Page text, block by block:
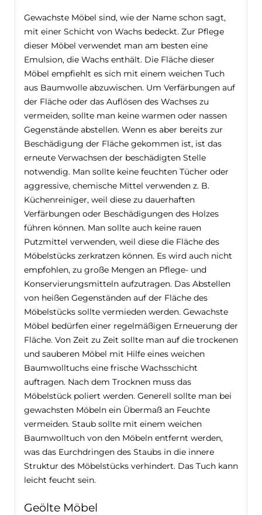
Gewachste Möbel sind, wie der Name schon sagt,
mit einer Schicht von Wachs bedeckt. Zur Pflege
dieser Möbel verwendet man am besten eine
Emulsion, die Wachs enthält. Die Fläche dieser
Möbel empfiehlt es sich mit einem weichen Tuch
aus Baumwolle abzuwischen. Um Verfärbungen auf
der Fläche oder das Auflösen des Wachses zu
vermeiden, sollte man keine warmen oder nassen
Gegenstände abstellen. Wenn es aber bereits zur
Beschädigung der Fläche gekommen ist, ist das
erneute Verwachsen der beschädigten Stelle
notwendig. Man sollte keine feuchten Tücher oder
aggressive, chemische Mittel verwenden z. B.
Küchenreiniger, weil diese zu dauerhaften
Verfärbungen oder Beschädigungen des Holzes
führen können. Man sollte auch keine rauen
Putzmittel verwenden, weil diese die Fläche des
Möbelstücks zerkratzen können. Es wird auch nicht
empfohlen, zu große Mengen an Pflege- und
Konservierungsmitteln aufzutragen. Das Abstellen
von heißen Gegenständen auf der Fläche des
Möbelstücks sollte vermieden werden. Gewachste
Möbel bedürfen einer regelmäßigen Erneuerung der
Fläche. Von Zeit zu Zeit sollte man auf die trockenen
und sauberen Möbel mit Hilfe eines weichen
Baumwolltuchs eine frische Wachsschicht
auftragen. Nach dem Trocknen muss das
Möbelstück poliert werden. Generell sollte man bei
gewachsten Möbeln ein Übermaß an Feuchte
vermeiden. Staub sollte mit einem weichen
Baumwolltuch von den Möbeln entfernt werden,
was das Eurchdringen des Staubs in die innere
Struktur des Möbelstücks verhindert. Das Tuch kann
leicht feucht sein.
Geölte Möbel